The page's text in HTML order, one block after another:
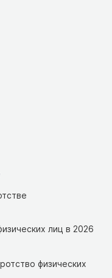
лиц в 2026
физических